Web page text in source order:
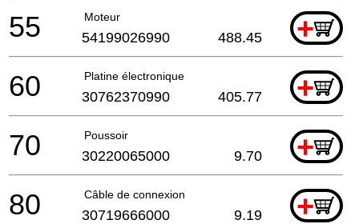
Moteur +
55 54199026990 488.45
Platine électronique +
60 30762370990 405.77
Poussoir +
70 30220065000 9.70
Câble de connexion +
80 30719666000 9.19